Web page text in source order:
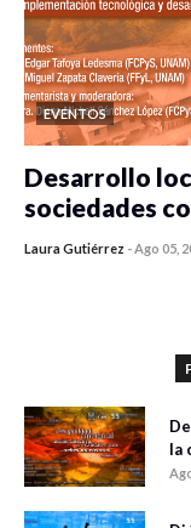
EVENTOS
Desarrollo
sociedades
Laura Gutiérrez -Ago 05,
la